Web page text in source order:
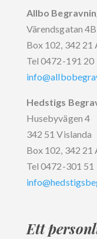
Allbo
Värendsgatan
Box 102, 342 21
Tel 0472-191 20
Hedstigs
Husebyvägen 4
342 51 Vislanda
Box 102, 342 21
Tel 0472-301 51
Ett